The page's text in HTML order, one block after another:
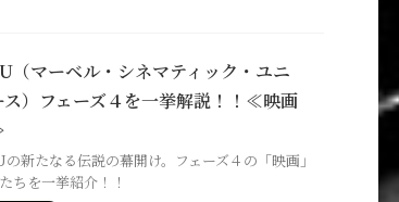
（マーベル・シネマティック・ユニ
ス）フェーズ４を一挙解説！！≪映画
新たなる伝説の幕開け。フェーズ４の「映画」
ちを一挙紹介！！